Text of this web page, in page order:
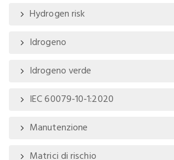
Hydrogen risk
Idrogeno
Idrogeno verde
IEC 60079-10-1:2020
Manutenzione
Matrici di rischio